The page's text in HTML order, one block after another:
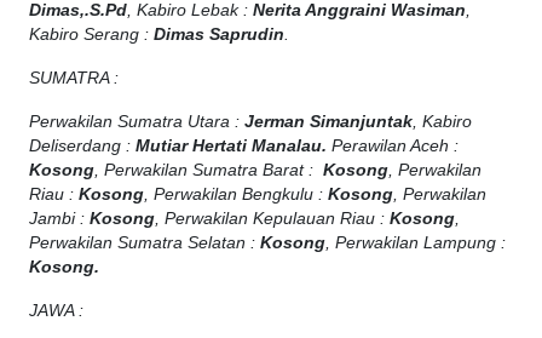
Dimas,.S.Pd, Kabiro Lebak : Nerita Anggraini Wasiman,
Kabiro Serang : Dimas Saprudin.
SUMATRA :
Perwakilan Sumatra Utara : Jerman Simanjuntak, Kabiro
Deliserdang : Mutiar Hertati Manalau. Perawilan Aceh :
Kosong, Perwakilan Sumatra Barat : Kosong, Perwakilan
Riau : Kosong, Perwakilan Bengkulu : Kosong, Perwakilan
Jambi : Kosong, Perwakilan Kepulauan Riau : Kosong,
Perwakilan Sumatra Selatan : Kosong, Perwakilan Lampung :
Kosong.
JAWA :